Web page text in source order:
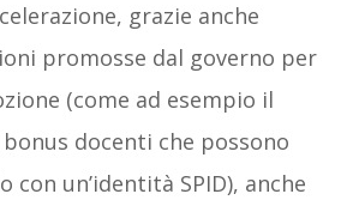
grazie anche
promosse dal governo per
(come ad esempio il
docenti che possono
un’identità SPID), anche